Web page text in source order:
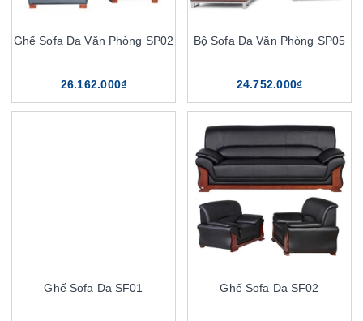
Ghế Sofa Da Văn Phòng SP02
26.162.000₫
Bộ Sofa Da Văn Phòng SP05
24.752.000₫
Ghế Sofa Da SF01 Ghế Sofa Da SF02